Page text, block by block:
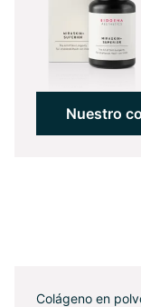
Nuestro
Colágeno en